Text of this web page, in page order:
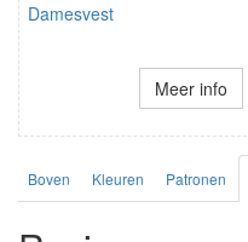
Damesvest
Meer info
Boven Kleuren Patronen